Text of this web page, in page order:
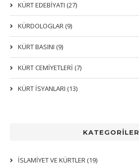
KATEGORİLER
İSLAMIYET VE KÜRTLER (19)
KÜRT EDEBİYATI (27)
KÜRDOLOGLAR (9)
KÜRT BASINI (9)
KÜRT CEMİYETLERİ (7)
KÜRT İSYANLARI (13)